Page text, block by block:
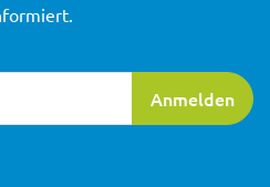
Anmelden